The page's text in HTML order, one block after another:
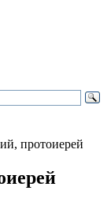
протоиерей